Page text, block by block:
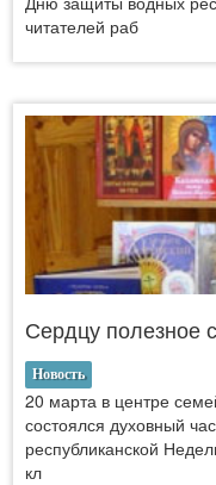
читателей раб
Сердцу полезное
Новость
20 марта в центре
состоялся духовный
республиканской
кл